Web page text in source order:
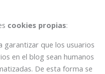
cookies propias:
garantizar que los usuarios
en el blog sean humanos
De esta forma se